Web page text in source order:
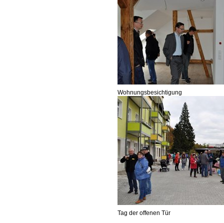
Wohnungsbesichtigung
Tag der offenen Tür